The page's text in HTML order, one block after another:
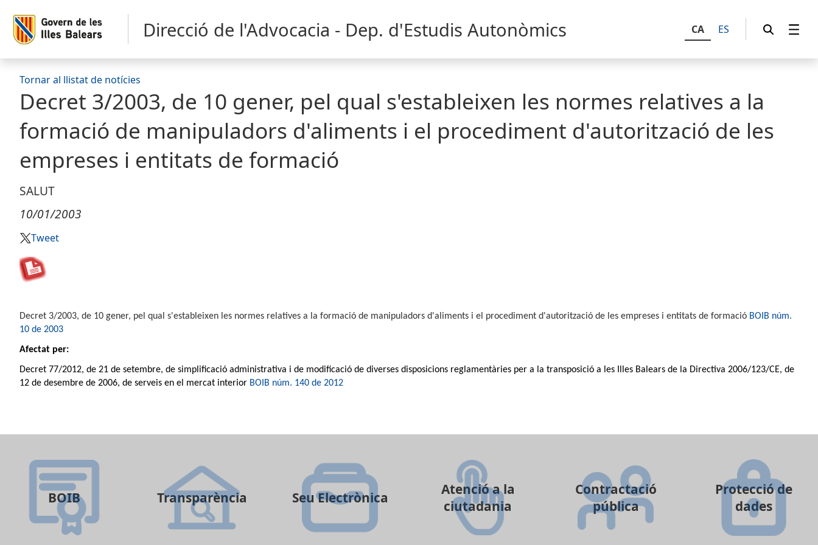
Direcció de l'Advocacia - Dep. d'Estudis Autonòmics CA ES
Tornar al llistat de notícies
Decret 3/2003, de 10 gener, pel qual s'estableixen les normes relatives a la
formació de manipuladors d'aliments i el procediment d'autorització de les
empreses i entitats de formació
SALUT
10/01/2003
Tweet
Decret 3/2003, de 10 gener, pel qual s'estableixen les normes relatives a la formació de manipuladors d'aliments i el procediment d'autorització de les empreses i entitats de formació BOIB núm.
10 de 2003
Afectat per:
Decret 77/2012, de 21 de setembre, de simplificació administrativa i de modificació de diverses disposicions reglamentàries per a la transposició a les Illes Balears de la Directiva 2006/123/CE, de
12 de desembre de 2006, de serveis en el mercat interior BOIB núm. 140 de 2012
BOIB Transparència Seu Electrònica
Atenció a la
ciutadania
Contractació
pública
Protecció de
dades